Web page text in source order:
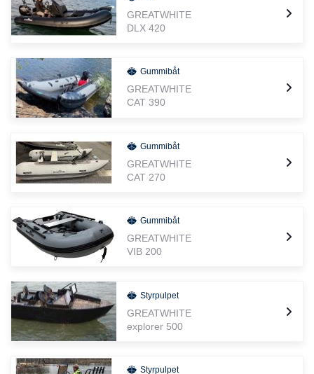
GREATWHITE
DLX 420
Gummibåt
GREATWHITE
CAT 390
Gummibåt
GREATWHITE
CAT 270
Gummibåt
GREATWHITE
VIB 200
Styrpulpet
GREATWHITE
explorer 500
Styrpulpet